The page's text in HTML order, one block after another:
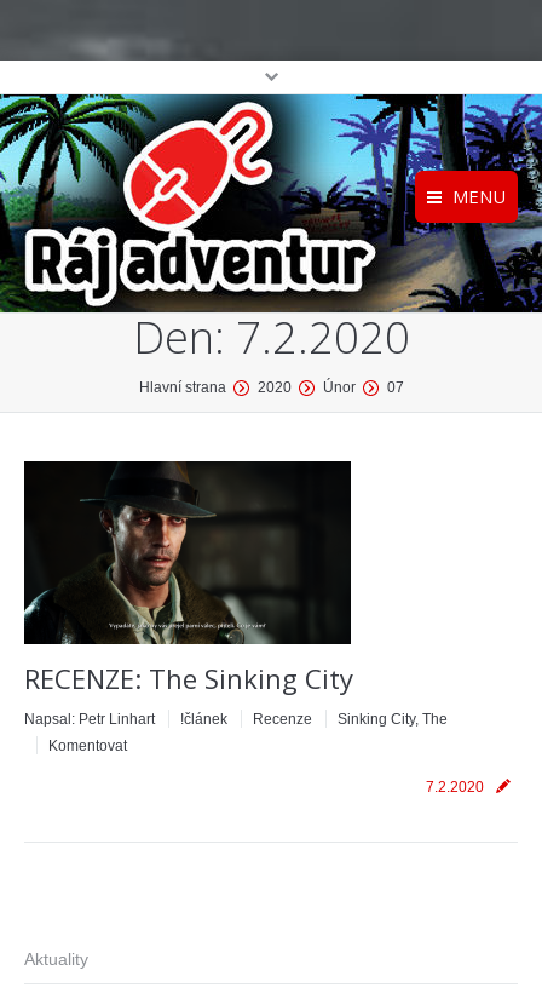
MENU
Registrace
Přihlášení
Home
O projektu
Katalog her
Den: 7.2.2020
Hlavní strana 2020 Únor 07
RECENZE: The Sinking City
Napsal: Petr Linhart !článek Recenze
Sinking City, The
Komentovat
7.2.2020
Aktuality